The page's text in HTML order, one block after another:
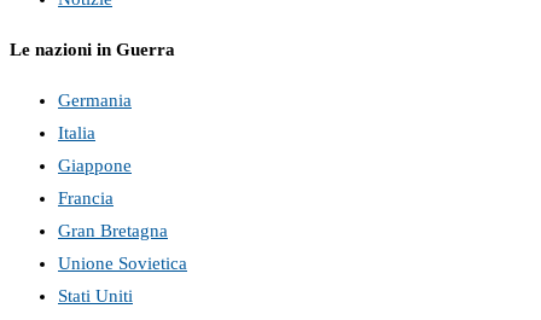
Le nazioni in Guerra
Germania
Italia
Giappone
Francia
Gran Bretagna
Unione Sovietica
Stati Uniti